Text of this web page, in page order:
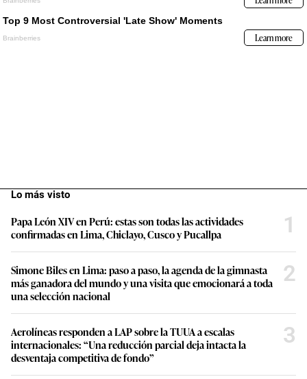
Lo más visto
Papa León XIV en Perú: estas son todas las actividades
confirmadas en Lima, Chiclayo, Cusco y Pucallpa
1
Simone Biles en Lima: paso a paso, la agenda de la gimnasta
más ganadora del mundo y una visita que emocionará a toda
una selección nacional
2
Aerolíneas responden a LAP sobre la TUUA a escalas
internacionales: “Una reducción parcial deja intacta la
desventaja competitiva de fondo”
3